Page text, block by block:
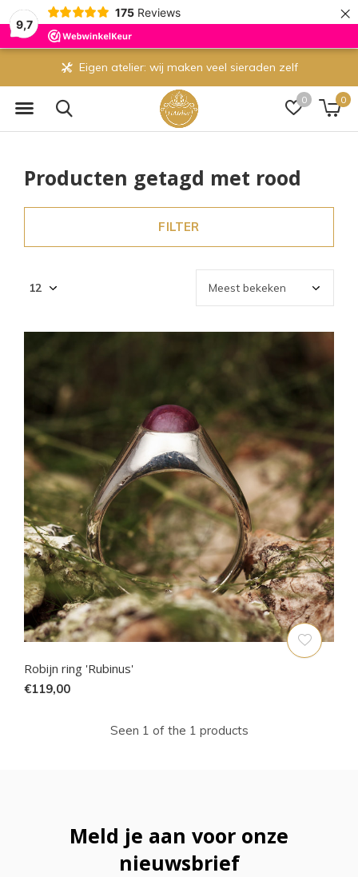
9,7
175 Reviews ×
0 0
Eigen atelier: wij maken veel sieraden zelf
Producten getagd met rood
FILTER
Robijn ring 'Rubinus'
€119,00
Seen 1 of the 1 products
Meld je aan voor onze
nieuwsbrief